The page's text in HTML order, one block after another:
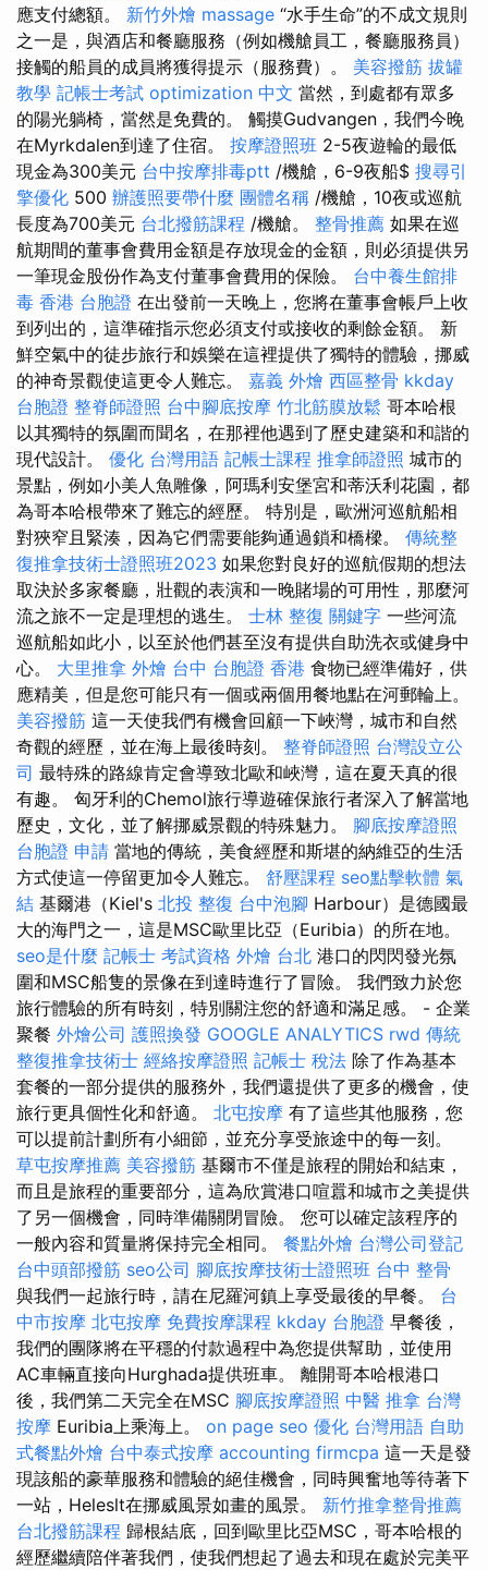
應支付總額。 新竹外燴 massage “水手生命”的不成文規則
之一是，與酒店和餐廳服務（例如機艙員工，餐廳服務員）
接觸的船員的成員將獲得提示（服務費）。 美容撥筋 拔罐
教學 記帳士考試 optimization 中文 當然，到處都有眾多
的陽光躺椅，當然是免費的。 觸摸Gudvangen，我們今晚
在Myrkdalen到達了住宿。 按摩證照班 2-5夜遊輪的最低
現金為300美元 台中按摩排毒ptt /機艙，6-9夜船$ 搜尋引
擎優化 500 辦護照要帶什麼 團體名稱 /機艙，10夜或巡航
長度為700美元 台北撥筋課程 /機艙。 整骨推薦 如果在巡
航期間的董事會費用金額是存放現金的金額，則必須提供另
一筆現金股份作為支付董事會費用的保險。 台中養生館排
毒 香港 台胞證 在出發前一天晚上，您將在董事會帳戶上收
到列出的，這準確指示您必須支付或接收的剩餘金額。 新
鮮空氣中的徒步旅行和娛樂在這裡提供了獨特的體驗，挪威
的神奇景觀使這更令人難忘。 嘉義 外燴 西區整骨 kkday
台胞證 整脊師證照 台中腳底按摩 竹北筋膜放鬆 哥本哈根
以其獨特的氛圍而聞名，在那裡他遇到了歷史建築和和諧的
現代設計。 優化 台灣用語 記帳士課程 推拿師證照 城市的
景點，例如小美人魚雕像，阿瑪利安堡宮和蒂沃利花園，都
為哥本哈根帶來了難忘的經歷。 特別是，歐洲河巡航船相
對狹窄且緊湊，因為它們需要能夠通過鎖和橋樑。 傳統整
復推拿技術士證照班2023 如果您對良好的巡航假期的想法
取決於多家餐廳，壯觀的表演和一晚賭場的可用性，那麼河
流之旅不一定是理想的逃生。 士林 整復 關鍵字 一些河流
巡航船如此小，以至於他們甚至沒有提供自助洗衣或健身中
心。 大里推拿 外燴 台中 台胞證 香港 食物已經準備好，供
應精美，但是您可能只有一個或兩個用餐地點在河郵輪上。
美容撥筋 這一天使我們有機會回顧一下峽灣，城市和自然
奇觀的經歷，並在海上最後時刻。 整脊師證照 台灣設立公
司 最特殊的路線肯定會導致北歐和峽灣，這在夏天真的很
有趣。 匈牙利的Chemol旅行導遊確保旅行者深入了解當地
歷史，文化，並了解挪威景觀的特殊魅力。 腳底按摩證照
台胞證 申請 當地的傳統，美食經歷和斯堪的納維亞的生活
方式使這一停留更加令人難忘。 舒壓課程 seo點擊軟體 氣
結 基爾港（Kiel's 北投 整復 台中泡腳 Harbour）是德國最
大的海門之一，這是MSC歐里比亞（Euribia）的所在地。
seo是什麼 記帳士 考試資格 外燴 台北 港口的閃閃發光氛
圍和MSC船隻的景像在到達時進行了冒險。 我們致力於您
旅行體驗的所有時刻，特別關注您的舒適和滿足感。 - 企業
聚餐 外燴公司 護照換發 GOOGLE ANALYTICS rwd 傳統
整復推拿技術士 經絡按摩證照 記帳士 稅法 除了作為基本
套餐的一部分提供的服務外，我們還提供了更多的機會，使
旅行更具個性化和舒適。 北屯按摩 有了這些其他服務，您
可以提前計劃所有小細節，並充分享受旅途中的每一刻。
草屯按摩推薦 美容撥筋 基爾市不僅是旅程的開始和結束，
而且是旅程的重要部分，這為欣賞港口喧囂和城市之美提供
了另一個機會，同時準備關閉冒險。 您可以確定該程序的
一般內容和質量將保持完全相同。 餐點外燴 台灣公司登記
台中頭部撥筋 seo公司 腳底按摩技術士證照班 台中 整骨
與我們一起旅行時，請在尼羅河鎮上享受最後的早餐。 台
中市按摩 北屯按摩 免費按摩課程 kkday 台胞證 早餐後，
我們的團隊將在平穩的付款過程中為您提供幫助，並使用
AC車輛直接向Hurghada提供班車。 離開哥本哈根港口
後，我們第二天完全在MSC 腳底按摩證照 中醫 推拿 台灣
按摩 Euribia上乘海上。 on page seo 優化 台灣用語 自助
式餐點外燴 台中泰式按摩 accounting firmcpa 這一天是發
現該船的豪華服務和體驗的絕佳機會，同時興奮地等待著下
一站，Heleslt在挪威風景如畫的風景。 新竹推拿整骨推薦
台北撥筋課程 歸根結底，回到歐里比亞MSC，哥本哈根的
經歷繼續陪伴著我們，使我們想起了過去和現在處於完美平